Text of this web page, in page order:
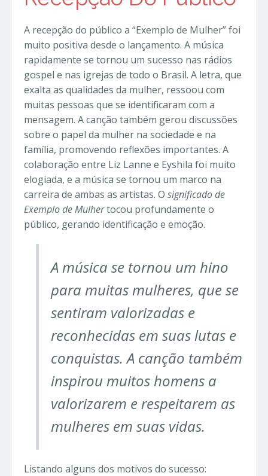
A recepção do público a “Exemplo de Mulher” foi
muito positiva desde o lançamento. A música
rapidamente se tornou um sucesso nas rádios
gospel e nas igrejas de todo o Brasil. A letra, que
exalta as qualidades da mulher, ressoou com
muitas pessoas que se identificaram com a
mensagem. A canção também gerou discussões
sobre o papel da mulher na sociedade e na
família, promovendo reflexões importantes. A
colaboração entre Liz Lanne e Eyshila foi muito
elogiada, e a música se tornou um marco na
carreira de ambas as artistas. O significado de
Exemplo de Mulhertocou profundamente o
público, gerando identificação e emoção.
A música se tornou um hino
para muitas mulheres, que se
sentiram valorizadas e
reconhecidas em suas lutas e
conquistas. A canção também
inspirou muitos homens a
valorizarem e respeitarem as
mulheres em suas vidas.
Listando alguns dos motivos do sucesso: